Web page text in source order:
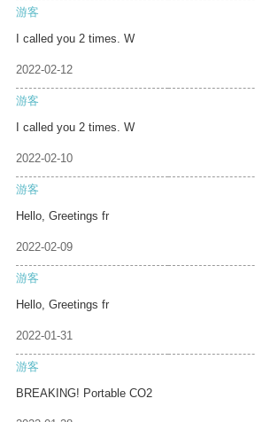
游客
I called you 2 times. W
2022-02-12
游客
I called you 2 times. W
2022-02-10
游客
Hello, Greetings fr
2022-02-09
游客
Hello, Greetings fr
2022-01-31
游客
BREAKING! Portable CO2